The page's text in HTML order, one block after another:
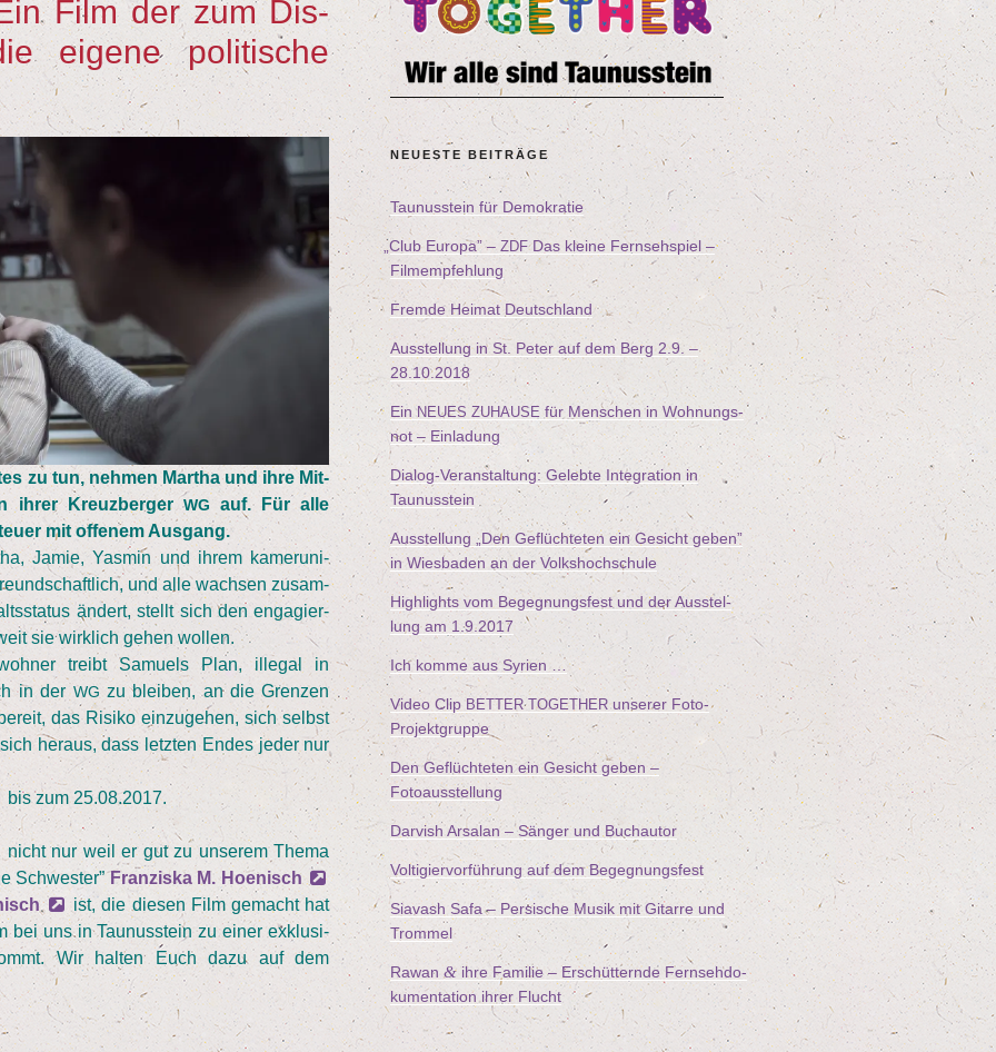
Film der zum Dis­
eige­ne poli­ti­sche
zu tun, neh­men Mar­tha und ihre Mit­
ihrer Kreuz­ber­gerWG auf. Für alle
mit offe­nem Ausgang.
Jamie, Yas­min und ihrem kame­ru­ni­
und alle wach­sen zusam­
ändert, stellt sich den enga­gier­
sie wirk­lich gehen wollen.
treibt Samu­els Plan, ille­gal in
in derWG zu blei­ben, an die Gren­zen
das Risi­ko ein­zu­ge­hen, sich selbst
her­aus, dass letz­ten Endes jeder nur
bis zum25.08.2017.
nur weil er gut zu unse­rem The­ma
Schwes­ter”Fran­zis­ka M. Hoe­nisch
ist, die die­sen Film gemacht hat
bei uns in Tau­nus­stein zu einer exklu­si­
Wir hal­ten Euch dazu auf dem
NEU­ES­TE BEITRÄGE
Tau­nus­stein für Demokratie
„Club Euro­pa” – ZDFDas klei­ne Fern­seh­spiel –
Filmempfehlung
Frem­de Hei­mat Deutschland
Aus­stel­lung in St. Peter auf dem Berg 2.9. –
28.10.2018
EinNEUES ZUHAUSE für Men­schen in Woh­nungs­
not – Einladung
Dia­log-Ver­an­stal­tung: Geleb­te Inte­gra­ti­on in
Taunusstein
Aus­stel­lung „Den Geflüch­te­ten ein Gesicht geben”
in Wies­ba­den an der Volkshochschule
High­lights vom Begeg­nungs­fest und der Aus­stel­
lung am1.9.2017
Ich kom­me aus Syrien …
Video Clip BETTER TOGETHERunse­rer Foto-
Projektgruppe
Den Geflüch­te­ten ein Gesicht geben –
Fotoausstellung
Dar­vish Arsalan – Sän­ger und Buchautor
Vol­ti­gier­vor­füh­rung auf dem Begegnungsfest
Sia­vash Safa – Per­si­sche Musik mit Gitar­re und
Trommel
Rawan &ihre Fami­lie – Erschüt­tern­de Fern­seh­do­
ku­men­ta­ti­on ihrer Flucht